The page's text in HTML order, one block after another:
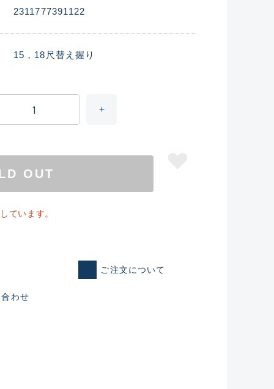
れた未使用
2311777391122
15，18尺替え握り
OUT
ています。
ご注文について
わせ